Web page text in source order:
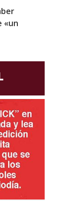
«un